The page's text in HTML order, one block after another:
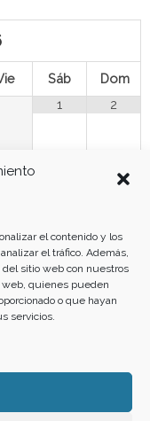
el contenido y los
el tráfico. Además,
sitio web con nuestros
web, quienes pueden
o que hayan
servicios.
Sáb
Dom
1
2
21 22 23
29